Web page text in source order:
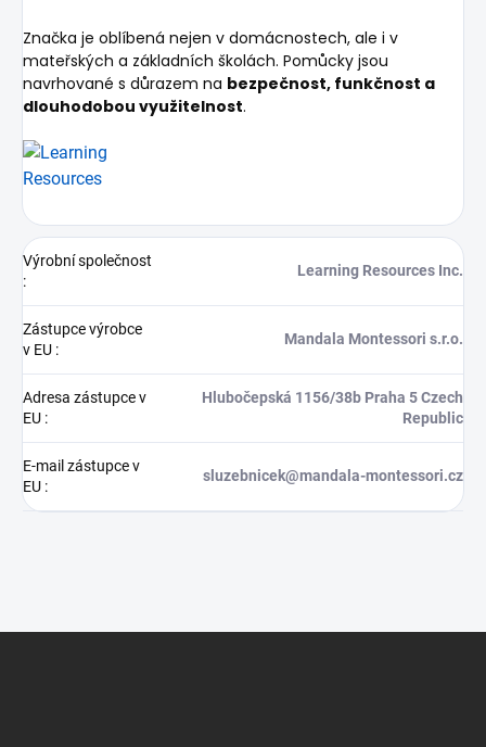
Značka je oblíbená nejen v domácnostech, ale i v
mateřských a základních školách. Pomůcky jsou
navrhované s důrazem na bezpečnost, funkčnost a
dlouhodobou využitelnost.
Výrobní společnost
:
Learning Resources Inc.
Zástupce výrobce
v EU :
Mandala Montessori s.r.o.
Adresa zástupce v
EU :
Hlubočepská 1156/38b Praha 5 Czech
Republic
E-mail zástupce v
EU :
sluzebnicek@mandala-montessori.cz